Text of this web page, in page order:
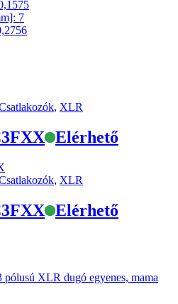
7
, XLR
Elérhető
, XLR
Elérhető
XLR dugó egyenes, mama